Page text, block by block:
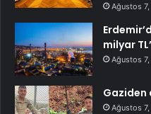
Ağustos
milyar
Ağustos
Gaziden
Ağustos